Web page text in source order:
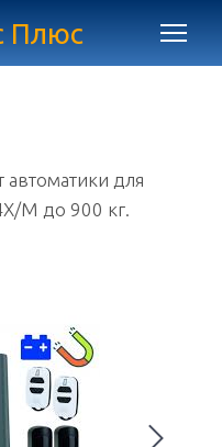
Плюс
автоматики для
M до 900 кг.